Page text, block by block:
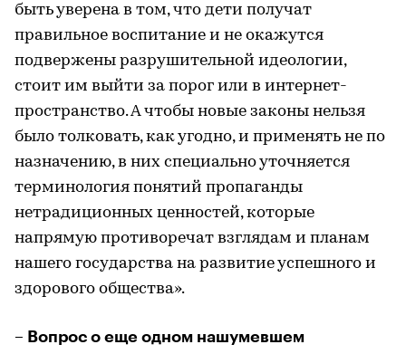
быть уверена в том, что дети получат
правильное воспитание и не окажутся
подвержены разрушительной идеологии,
стоит им выйти за порог или в интернет-
пространство. А чтобы новые законы нельзя
было толковать, как угодно, и применять не по
назначению, в них специально уточняется
терминология понятий пропаганды
нетрадиционных ценностей, которые
напрямую противоречат взглядам и планам
нашего государства на развитие успешного и
здорового общества».
– Вопрос о еще одном нашумевшем